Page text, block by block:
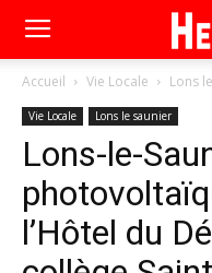
Accueil Vie Locale Lons
Vie Locale Lons le saunier
Lons-le-
l’Hôtel du